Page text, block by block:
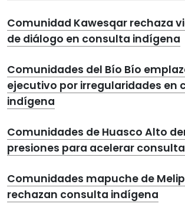
Comunidad Kawesqar rechaza
de diálogo en consulta indígena
Comunidades del Bío Bío
ejecutivo por irregularidades en
indígena
Comunidades de Huasco Alto
presiones para acelerar
Comunidades mapuche de
rechazan consulta indígena